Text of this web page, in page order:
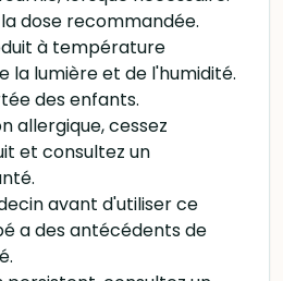
dose recommandée.
à température
la lumière et de l'humidité.
des enfants.
allergique, cessez
et consultez un
avant d'utiliser ce
a des antécédents de